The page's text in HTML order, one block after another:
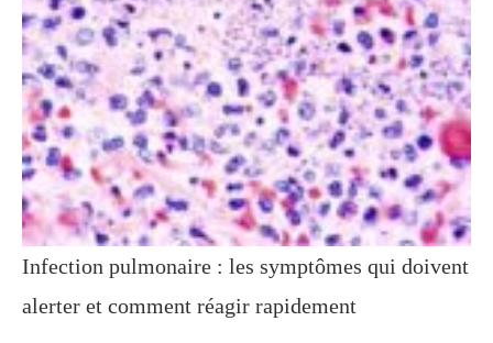
Infection pulmonaire : les symptômes qui doivent
alerter et comment réagir rapidement